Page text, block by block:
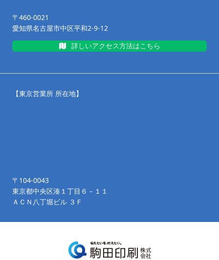
〒460-0021
愛知県名古屋市中区平和2-9-12
詳しいアクセス方法はこちら
【東京営業所 所在地】
〒104-0043
東京都中央区湊１丁目６－１１
ＡＣＮ八丁堀ビル ３Ｆ